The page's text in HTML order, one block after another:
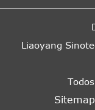
Liaoyang
Sitemap